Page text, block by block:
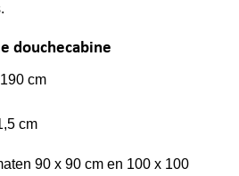
douchecabine
cm
cm
90 x 90 cm en 100 x 100